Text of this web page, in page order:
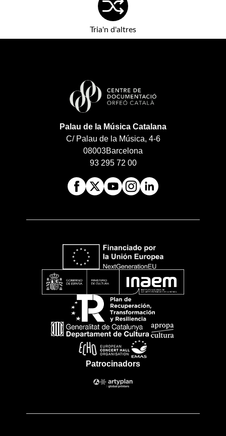
Tria'n d'altres
Palau de la Música Catalana
C/ Palau de la Música, 4-6
08003Barcelona
93 295 72 00
Patrocinadors